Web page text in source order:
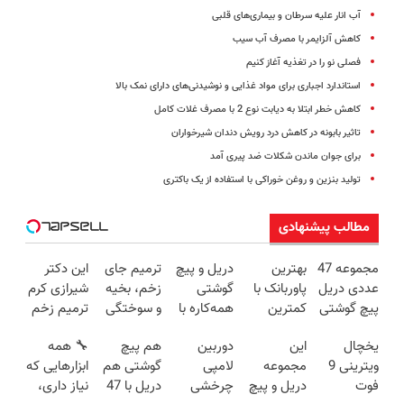
آب انار علیه سرطان و بیماری‌های قلبی
کاهش آلزایمر با مصرف آب سیب
فصلی نو را در تغذیه آغاز کنیم
استاندارد اجباری برای مواد غذایی و نوشیدنی‌های دارای نمک بالا
کاهش خطر ابتلا به دیابت نوع 2 با مصرف غلات کامل
تاثیر بابونه در کاهش درد رویش دندان شیرخواران
برای جوان ماندن شکلات ضد پیری آمد
تولید بنزین و روغن خوراکی با استفاده از یک باکتری
مطالب پیشنهادی
مجموعه 47
عددی دریل
پیچ گوشتی
(تخفیف به
مدت
محدود)
بهترین
پاوربانک با
کمترین
دریل و پیچ
گوشتی
همه‌کاره با
هوشمند ⚙️
(نصف
قیمت بازار
ترمیم جای
زخم، بخیه
و سوختگی
هفته!!😍
این دکتر
شیرازی کرم
ترمیم زخم
ساخت!!!
یخچال
ویترینی 9
فوت
این
مجموعه
دریل و پیچ
دوربین
لامپی
چرخشی
هم پیچ
گوشتی هم
دریل با 47
🔧 همه
ابزارهایی که
نیاز داری،